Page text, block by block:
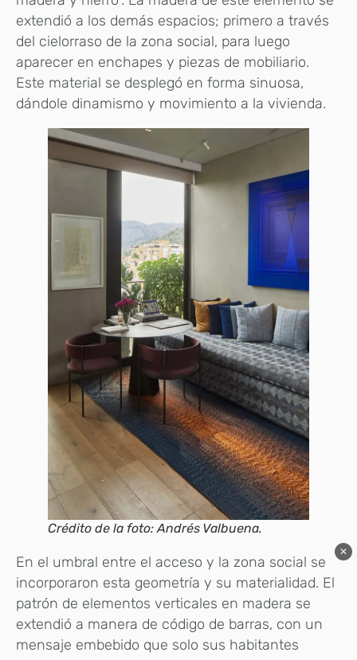
extendió a los demás espacios; primero a través
del cielorraso de la zona social, para luego
aparecer en enchapes y piezas de mobiliario.
Este material se desplegó en forma sinuosa,
dándole dinamismo y movimiento a la vivienda.
Crédito de la foto: Andrés Valbuena.
En el umbral entre el acceso y la zona social se
incorporaron esta geometría y su materialidad. El
patrón de elementos verticales en madera se
extendió a manera de código de barras, con un
mensaje embebido que solo sus habitantes
✕